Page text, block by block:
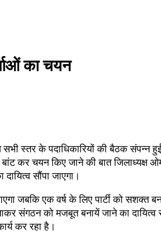
का चयन
स्तर के पदाधिकारियों की बैठक संपन्न
कर चयन किए जाने की बात
सौंपा जाएगा।
जबकि एक वर्ष के लिए पार्टी को सशक्त
संगठन को मजबूत बनायें जाने का
कर रहा है।